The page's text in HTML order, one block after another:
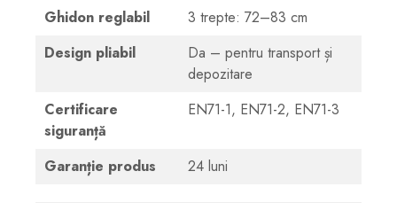
Ghidon reglabil
3 trepte: 72–83 cm
Design pliabil
Da – pentru transport și
depozitare
Certificare
siguranță
EN71-1, EN71-2, EN71-3
Garanție produs 24 luni